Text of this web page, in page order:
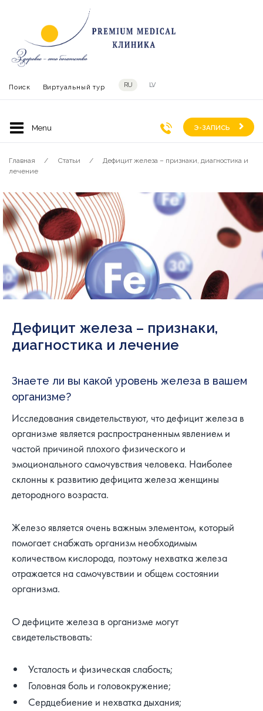
Поиск Виртуальный тур RU LV
Э-ЗАПИСЬ
Главная Статьи
Дефицит железа – признаки, диагностика и
лечение
Дефицит железа – признаки,
диагностика и лечение
Знаете ли вы какой уровень железа в вашем
организме?
Исследования свидетельствуют, что дефицит железа в
организме является распространенным явлением и
частой причиной плохого физического и
эмоционального самочувствия человека. Наиболее
склонны к развитию дефицита железа женщины
детородного возраста.
Железо является очень важным элементом, который
помогает снабжать организм необходимым
количеством кислорода, поэтому нехватка железа
отражается на самочувствии и общем состоянии
организма.
О дефиците железа в организме могут
свидетельствовать:
Усталость и физическая слабость;
Головная боль и головокружение;
Сердцебиение и нехватка дыхания;